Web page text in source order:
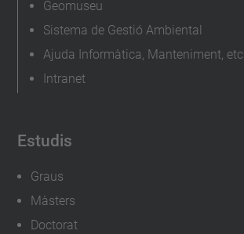
d
Taller
impressió
Estudis
Graus
Màsters
Doctorat
Geomuseu
Sistema de Gestió Ambiental
Ajuda Informàtica, Manteniment, etc
Intranet